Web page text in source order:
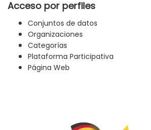
Acceso por perfiles
Conjuntos de datos
Organizaciones
Categorías
Plataforma Participativa
Página Web